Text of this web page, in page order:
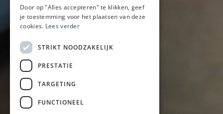
Aperol spritz bar
Arrangementen
Lunch
Borrel met hapjes
BBQ
Buffet
Walking dinner
Door op "Alles accepteren" te klikken, geef
je toestemming voor het plaatsen van deze
cookies. Lees verder
STRIKT NOODZAKELIJK
PRESTATIE
TARGETING
FUNCTIONEEL